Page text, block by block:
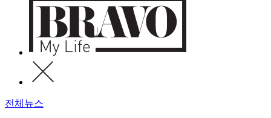
전체뉴스